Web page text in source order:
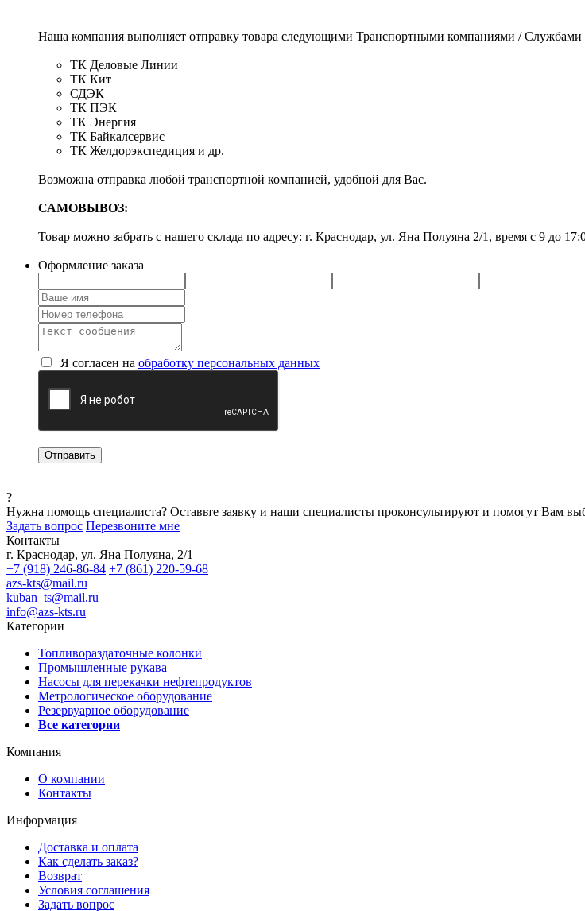
Наша компания выполняет отправку товара следующими Транспортными компаниями / Службами
ТК Деловые Линии
ТК Кит
СДЭК
ТК ПЭК
ТК Энергия
ТК Байкалсервис
ТК Желдорэкспедиция и др.
Возможна отправка любой транспортной компанией, удобной для Вас.
САМОВЫВОЗ:
Товар можно забрать с нашего склада по адресу: г. Краснодар, ул. Яна Полуяна 2/1, время с 9 до
Оформление заказа
Я согласен на обработку персональных данных
?
Нужна помощь специалиста? Оставьте заявку и наши специалисты проконсультируют и помогут Вам
Задать вопрос Перезвоните мне
Контакты
г. Краснодар, ул. Яна Полуяна, 2/1
+7 (918) 246-86-84 +7 (861) 220-59-68
azs-kts@mail.ru
kuban_ts@mail.ru
info@azs-kts.ru
Категории
Топливораздаточные колонки
Промышленные рукава
Насосы для перекачки нефтепродуктов
Метрологическое оборудование
Резервуарное оборудование
Все категории
Компания
О компании
Контакты
Информация
Доставка и оплата
Как сделать заказ?
Возврат
Условия соглашения
Задать вопрос